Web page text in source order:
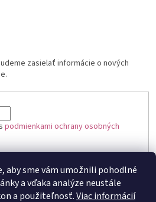
aby sme vám umožnili pohodlné
a vďaka analýze neustále
a použiteľnosť.Viac informácií
zasielať informácie o nových
podmienkami ochrany osobných